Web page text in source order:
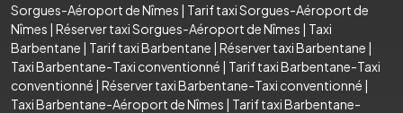
Sorgues-Aéroport de Nîmes | Tarif taxi Sorgues-Aéroport de
Nîmes | Réserver taxi Sorgues-Aéroport de Nîmes | Taxi
Barbentane | Tarif taxi Barbentane | Réserver taxi Barbentane |
Taxi Barbentane-Taxi conventionné | Tarif taxi Barbentane-Taxi
conventionné | Réserver taxi Barbentane-Taxi conventionné |
Taxi Barbentane-Aéroport de Nîmes | Tarif taxi Barbentane-